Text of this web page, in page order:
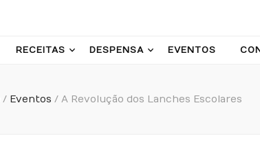
RECEITAS DESPENSA EVENTOS
/ Eventos / A Revolução dos Lanches Escolares